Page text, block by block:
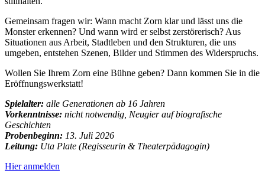
Gemeinsam fragen wir: Wann macht Zorn klar und lässt uns die
Monster erkennen? Und wann wird er selbst zerstörerisch? Aus
Situationen aus Arbeit, Stadtleben und den Strukturen, die uns
umgeben, entstehen Szenen, Bilder und Stimmen des Widerspruchs.
Wollen Sie Ihrem Zorn eine Bühne geben? Dann kommen Sie in die
Eröffnungswerkstatt!
Spielalter: alle Generationen ab 16 Jahren
Vorkenntnisse: nicht notwendig, Neugier auf biografische
Geschichten
Probenbeginn: 13. Juli 2026
Leitung: Uta Plate (Regisseurin & Theaterpädagogin)
Hier anmelden